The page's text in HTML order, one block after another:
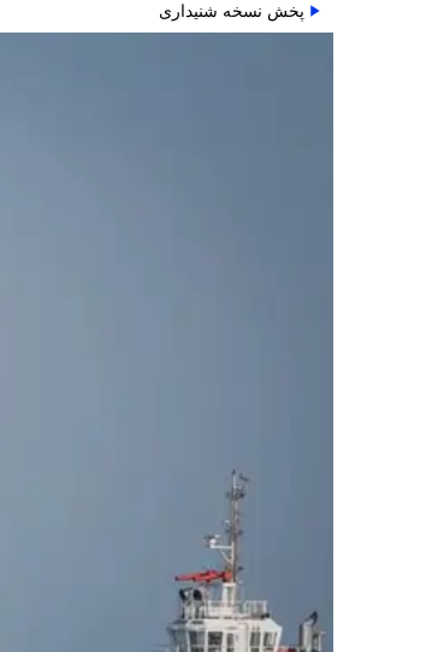
پخش نسخه شنیداری